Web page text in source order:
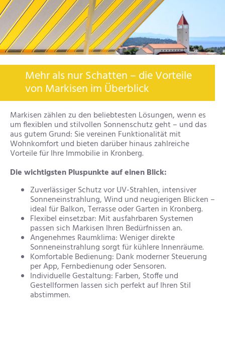
Mehr als nur Schatten – die Vorteile
von Markisen im Überblick
Markisen zählen zu den beliebtesten Lösungen, wenn es
um flexiblen und stilvollen Sonnenschutz geht – und das
aus gutem Grund: Sie vereinen Funktionalität mit
Wohnkomfort und bieten darüber hinaus zahlreiche
Vorteile für Ihre Immobilie in Kronberg.
Die wichtigsten Pluspunkte auf einen Blick:
Zuverlässiger Schutz vor UV-Strahlen, intensiver
Sonneneinstrahlung, Wind und neugierigen Blicken –
ideal für Balkon, Terrasse oder Garten in Kronberg.
Flexibel einsetzbar: Mit ausfahrbaren Systemen
passen sich Markisen Ihren Bedürfnissen an.
Angenehmes Raumklima: Weniger direkte
Sonneneinstrahlung sorgt für kühlere Innenräume.
Komfortable Bedienung: Dank moderner Steuerung
per App, Fernbedienung oder Sensoren.
Individuelle Gestaltung: Farben, Stoffe und
Gestellformen lassen sich perfekt auf Ihren Stil
abstimmen.